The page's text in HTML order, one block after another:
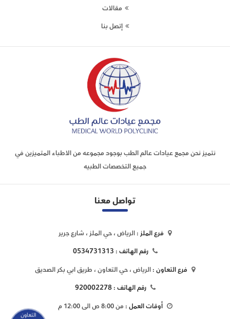
مقالات
إتصل بنا
نتميز نحن مجمع عيادات عالم الطب بوجود مجموعه من الاطباء المتميزين في
جميع التخصصات الطبيه
تواصل معنا
فرع الملز :الرياض ، حي الملز ، شارع جرير
رقم الهاتف :0534731313
فرع التعاون :الرياض ، حي التعاون ، طريق ابي بكر الصديق
رقم الهاتف :920002278
أوقات العمل :من 8:00 ص الى 12:00 م